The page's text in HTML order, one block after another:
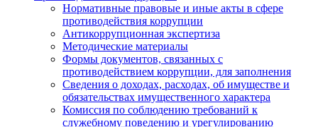
Нормативные правовые и иные акты в сфере
противодействия коррупции
Антикоррупционная экспертиза
Методические материалы
Формы документов, связанных с
противодействием коррупции, для заполнения
Сведения о доходах, расходах, об имуществе и
обязательствах имущественного характера
Комиссия по соблюдению требований к
служебному поведению и урегулированию